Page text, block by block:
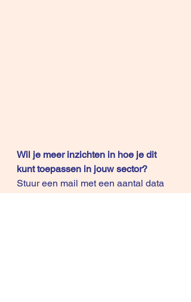
Wil je meer inzichten in hoe je dit
kunt toepassen in jouw sector?
Stuur een mail met een aantal data